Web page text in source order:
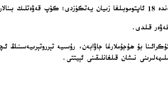
دېدى.
بۇ ھۇجۇملارغا جاۋابەن، رۇسىيە تېرروتېرىيەسىنىڭ
نىشان قىلغانلىقىنى ئېيتتى.